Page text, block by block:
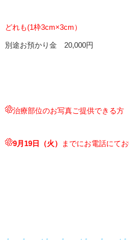
どれも(1枠3cm×3cm）
別途お預かり金 20,000円
治療部位のお写真ご提供できる方
9月19 日（火） までにお電話にて